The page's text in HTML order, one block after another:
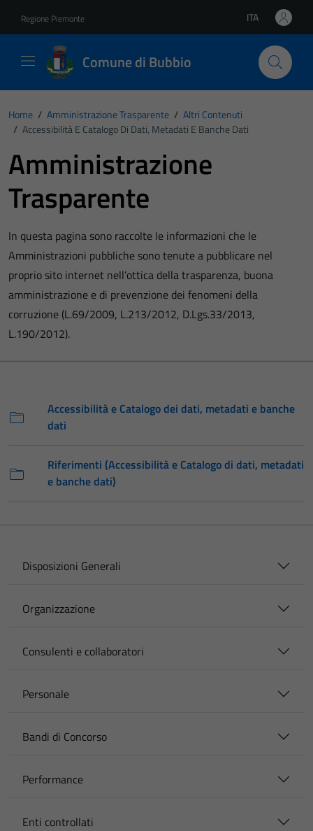
Regione Piemonte Lingua attiva:
ITA
Comune di Bubbio
Home / Amministrazione Trasparente / Altri Contenuti
/ Accessibilità E Catalogo Di Dati, Metadati E Banche Dati
Amministrazione
Trasparente
In questa pagina sono raccolte le informazioni che le
Amministrazioni pubbliche sono tenute a pubblicare nel
proprio sito internet nell’ottica della trasparenza, buona
amministrazione e di prevenzione dei fenomeni della
corruzione (L.69/2009, L.213/2012, D.Lgs.33/2013,
L.190/2012).
Accessibilità e Catalogo dei dati, metadati e banche
dati
Riferimenti (Accessibilità e Catalogo di dati, metadati
e banche dati)
Disposizioni Generali
Organizzazione
Consulenti e collaboratori
Personale
Bandi di Concorso
Performance
Enti controllati